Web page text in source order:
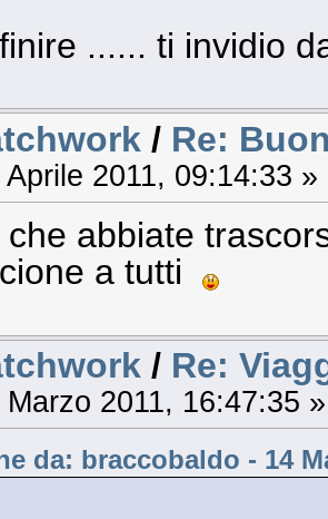
...... ti invidio
/ Re:
Aprile 2011, 09:14:33 »
che abbiate
a tutti
/ Re:
Marzo 2011, 16:47:35 »
da: braccobaldo - 14